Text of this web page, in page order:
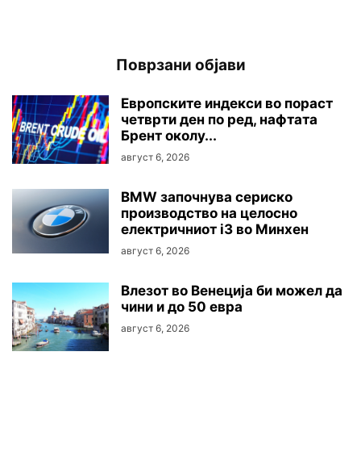
Поврзани објави
Европските индекси во пораст
четврти ден по ред, нафтата
Брент околу...
август 6, 2026
BMW започнува сериско
производство на целосно
електричниот i3 во Минхен
август 6, 2026
Влезот во Венеција би можел да
чини и до 50 евра
август 6, 2026